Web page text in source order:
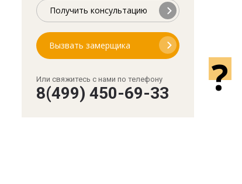
Получить консультацию
Вызвать замерщика
Или свяжитесь с нами по телефону
8(499) 450-69-33 ?